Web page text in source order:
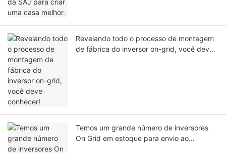
Revelando todo o processo de montagem
de fábrica do inversor on-grid, você deve
Temos um grande número de inversores
On Grid em estoque para envio ao